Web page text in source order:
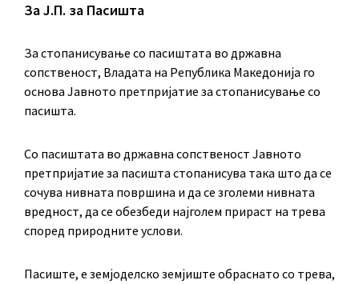
За Ј.П. за Пасишта
За стопанисување со пасиштата во државна
сопственост, Владата на Република Македонија го
основа Јавното претпријатие за стопанисување со
пасишта.
Co пасиштата во државна сопственост Јавното
претпријатие за пасишта стопанисува така што да се
сочува нивната површина и да се зголеми нивната
вредност, да се обезбеди најголем прираст на трева
според природните услови.
Пасиште, е земјоделско земјиште обраснато со трева,